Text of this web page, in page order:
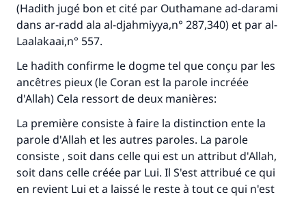
(Hadith jugé bon et cité par Outhamane ad-darami
dans ar-radd ala al-djahmiyya,n° 287,340) et par al-
Laalakaai,n° 557.
Le hadith confirme le dogme tel que conçu par les
ancêtres pieux (le Coran est la parole incréée
d'Allah) Cela ressort de deux manières:
La première consiste à faire la distinction ente la
parole d'Allah et les autres paroles. La parole
consiste , soit dans celle qui est un attribut d'Allah,
soit dans celle créée par Lui. Il S'est attribué ce qui
en revient Lui et a laissé le reste à tout ce qui n'est